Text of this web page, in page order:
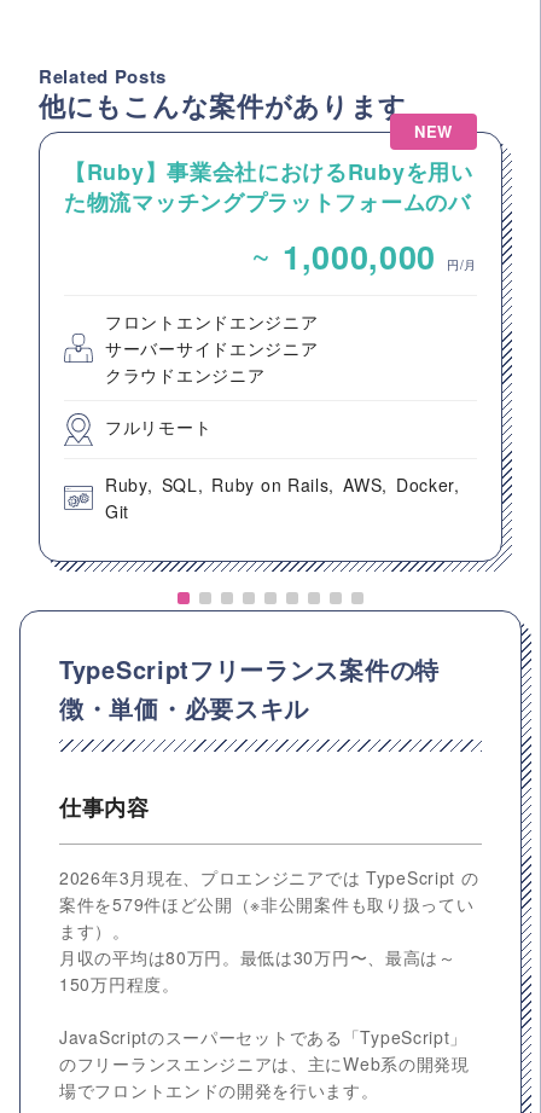
Related Posts
他にもこんな案件があります
NEW
【Ruby】事業会社におけるRubyを用い
た物流マッチングプラットフォームのバ
~ 1,000,000 円/月
フロントエンドエンジニア
サーバーサイドエンジニア
クラウドエンジニア
フルリモート
Ruby SQL Ruby on Rails AWS
Docker
Git
TypeScriptフリーランス案件の特
徴・単価・必要スキル
仕事内容
2026年3月現在、プロエンジニアでは TypeScript の
案件を579件ほど公開（※非公開案件も取り扱ってい
ます）。
月収の平均は80万円。最低は30万円〜、最高は～
150万円程度。
JavaScriptのスーパーセットである「TypeScript」
のフリーランスエンジニアは、主にWeb系の開発現
場でフロントエンドの開発を行います。